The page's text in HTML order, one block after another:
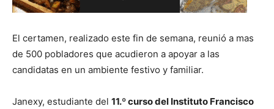
El certamen, realizado este fin de semana, reunió a mas
de 500 pobladores que acudieron a apoyar a las
candidatas en un ambiente festivo y familiar.
Janexy, estudiante del 11.º curso del Instituto Francisco